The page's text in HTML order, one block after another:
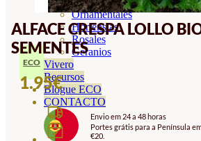
Ornamentales
Hortensias
Rosales
Geranios
Vivero
Recursos
Blogue ECO
CONTACTO
ALFACE CRESPA LOLLO
SEMENTES
ECO
1.95€
Envio em 24 a 48 horas
Portes grátis para a Península
€20.